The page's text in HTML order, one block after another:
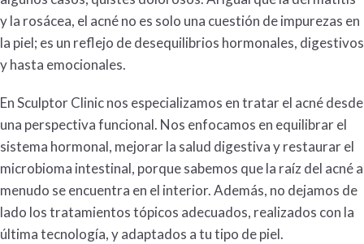
y la rosácea, el acnéno es solo una cuestión de impurezas en
la piel; es un reflejo de desequilibrios hormonales, digestivos
y hasta emocionales.
En Sculptor Clinic nos especializamos en tratar el acnédesde
una perspectiva funcional. Nos enfocamos en equilibrar el
sistema hormonal, mejorar la salud digestiva y restaurar el
microbioma intestinal, porque sabemos que la raíz del acnéa
menudo se encuentra en el interior. Además, no dejamos de
lado los tratamientos tópicos adecuados, realizados con la
última tecnología, y adaptados a tu tipo de piel.